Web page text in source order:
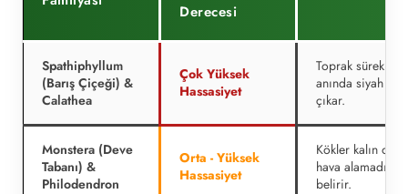
Derecesi
Spathiphyllum
(Barış Çiçeği) &
Calathea
Çok Yüksek
Hassasiyet
Toprak sürekli
anında siyah
çıkar.
Monstera (Deve
Tabanı) &
Philodendron
Orta - Yüksek
Hassasiyet
Kökler kalın
hava
belirir.